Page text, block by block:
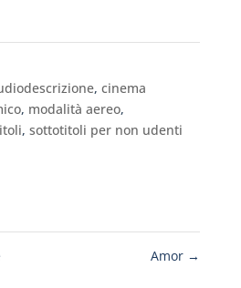
, cinema
, modalità aereo,
, sottotitoli per non udenti
Amor →